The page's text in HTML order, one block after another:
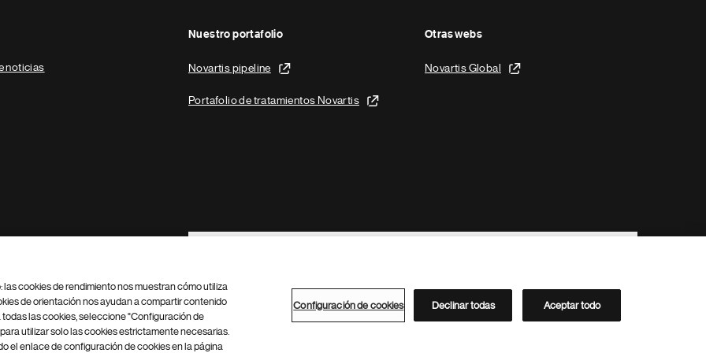
noticias
Nuestro portafolio
Novartis pipeline
Portafolio de tratamientos Novartis
Otras webs
Novartis Global
Footer Site Search
Configuración de cookies Mapa del sitio
Directorio de Novartis
cookies de rendimiento nos muestran cómo utiliza
de orientación nos ayudan a compartir contenido
las cookies, seleccione "Configuración de
utilizar solo las cookies estrictamente necesarias.
el enlace de configuración de cookies en la página
Configuración de cookies Declinar todas Aceptar todo